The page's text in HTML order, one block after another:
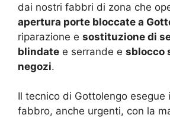
dai nostri fabbri di zona che
apertura porte bloccate a
riparazione e sostituzione di
blindate e serrande e sblocco
negozi.
Il tecnico di Gottolengo esegue
fabbro, anche urgenti, con la